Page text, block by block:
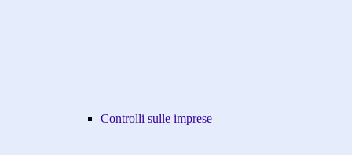
Controlli sulle imprese